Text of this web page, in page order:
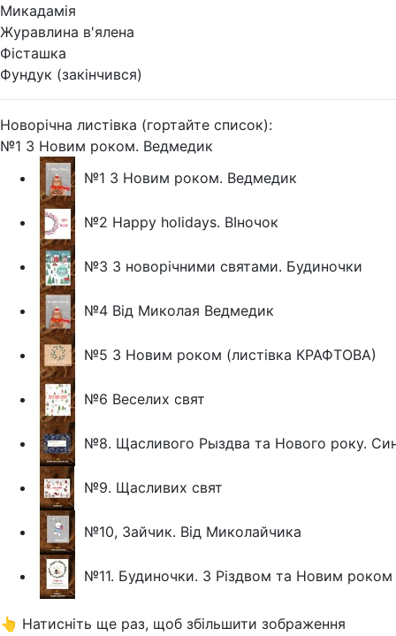
Микадамія
Журавлина в'ялена
Фісташка
Фундук (закінчився)
Новорічна листівка (гортайте список):
№1 З Новим роком. Ведмедик
№1 З Новим роком. Ведмедик
№2 Happy holidays. ВІночок
№3 З новорічними святами. Будиночки
№4 Від Миколая Ведмедик
№5 З Новим роком (листівка КРАФТОВА)
№6 Веселих свят
№8. Щасливого Рыздва та Нового року.
№9. Щасливих свят
№10, Зайчик. Від Миколайчика
№11. Будиночки. З Різдвом та Новим роком
👆 Натисніть ще раз, щоб збільшити зображення